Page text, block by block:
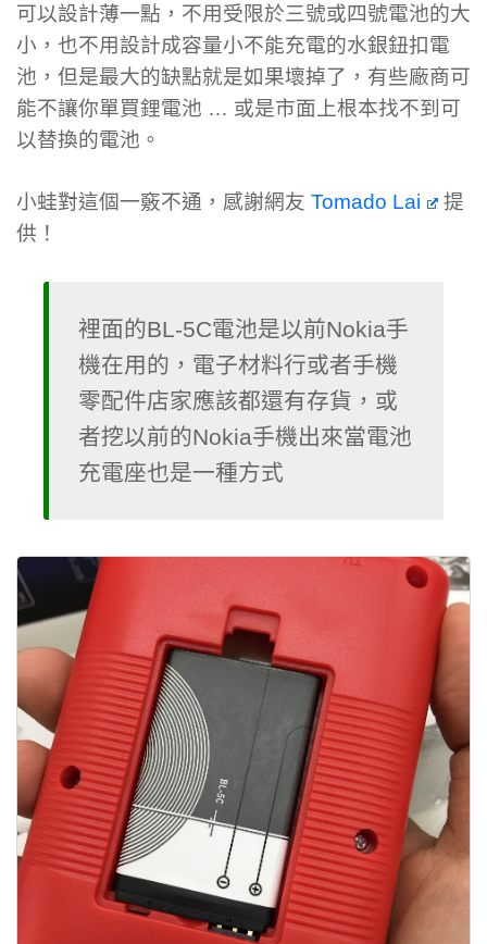
可以設計薄一點，不用受限於三號或四號電池的大
小，也不用設計成容量小不能充電的水銀鈕扣電
池，但是最大的缺點就是如果壞掉了，有些廠商可
能不讓你單買鋰電池 … 或是市面上根本找不到可
以替換的電池。
小蛙對這個一竅不通，感謝網友 Tomado Lai
提
供！
裡面的BL-5C電池是以前Nokia手
機在用的，電子材料行或者手機
零配件店家應該都還有存貨，或
者挖以前的Nokia手機出來當電池